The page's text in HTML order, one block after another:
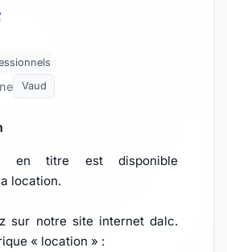
Vaud
en titre est disponible
location.
sur notre site internet dalc.
« location » :